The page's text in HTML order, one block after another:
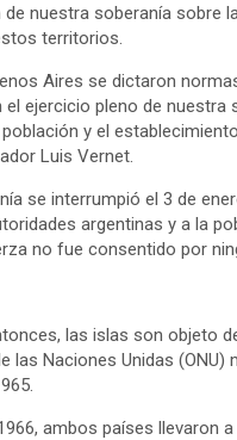
nuestra soberanía sobre
territorios.
Aires se dictaron
ejercicio pleno de
y el
Luis Vernet.
se interrumpió el 3 de
argentinas y a la
no fue consentido por
las islas son objeto
las Naciones Unidas
ambos países llevaron